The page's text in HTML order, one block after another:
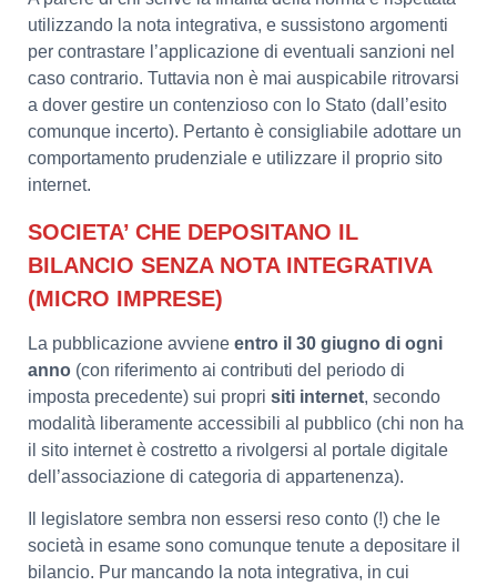
utilizzando la nota integrativa, e sussistono argomenti
per contrastare l’applicazione di eventuali sanzioni nel
caso contrario. Tuttavia non è mai auspicabile ritrovarsi
a dover gestire un contenzioso con lo Stato (dall’esito
comunque incerto). Pertanto è consigliabile adottare un
comportamento prudenziale e utilizzare il proprio sito
internet.
SOCIETA’ CHE DEPOSITANO IL
BILANCIO SENZA NOTA INTEGRATIVA
(MICRO IMPRESE)
La pubblicazione avviene entro il 30 giugno di ogni
anno (con riferimento ai contributi del periodo di
imposta precedente) sui propri siti internet, secondo
modalità liberamente accessibili al pubblico (chi non ha
il sito internet è costretto a rivolgersi al portale digitale
dell’associazione di categoria di appartenenza).
Il legislatore sembra non essersi reso conto (!) che le
società in esame sono comunque tenute a depositare il
bilancio. Pur mancando la nota integrativa, in cui